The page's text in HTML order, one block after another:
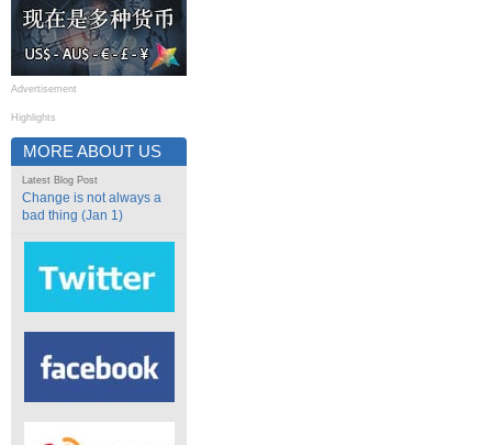
Advertisement
Highlights
MORE ABOUT US
Latest Blog Post
Change is not always a
bad thing (Jan 1)